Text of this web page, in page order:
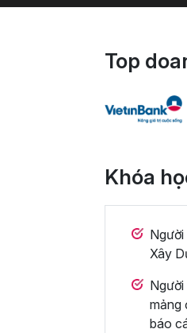
Top
Khóa
Xây
mảng
báo